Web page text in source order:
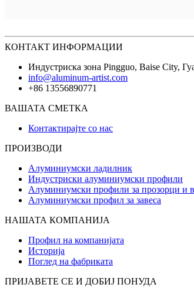
КОНТАКТ ИНФОРМАЦИИ
Индустриска зона Pingguo, Baise City,
info@aluminum-artist.com
+86 13556890771
ВАШАТА СМЕТКА
Контактирајте со нас
ПРОИЗВОДИ
Алуминиумски ладилник
Индустриски алуминиумски профили
Алуминиумски профили за прозорци и
Алуминиумски профил за завеса
НАШАТА КОМПАНИЈА
Профил на компанијата
Историја
Поглед на фабриката
ПРИЈАВЕТЕ СЕ И ДОБИЈ ПОНУДА